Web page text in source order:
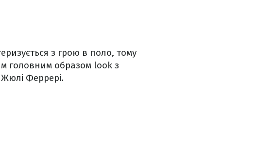
з грою в поло, тому
головним образом look з
Феррері.